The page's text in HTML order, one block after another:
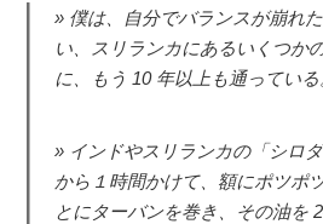
僕は、自分でバランスが崩れ
い、スリランカにあるいくつか
に、もう 10 年以上も通っている
インドやスリランカの「シロ
から１時間かけて、額にポツポ
とにターバンを巻き、その油を